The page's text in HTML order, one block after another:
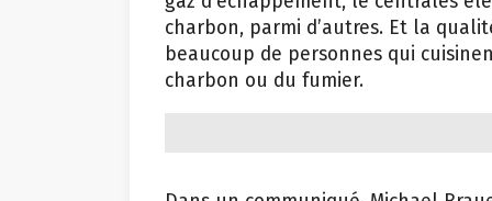
charbon, parmi d’autres. Et la
beaucoup de personnes qui
charbon ou du fumier.
Dans un communiqué, Michael